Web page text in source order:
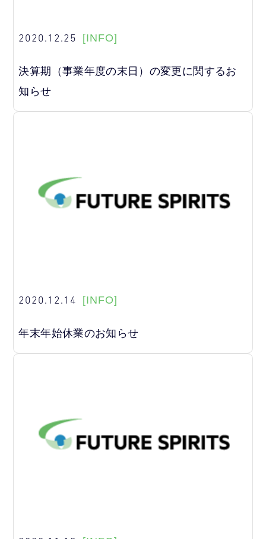
2020.12.25 [INFO]
決算期（事業年度の末日）の変更に関するお
知らせ
2020.12.14 [INFO]
年末年始休業のお知らせ